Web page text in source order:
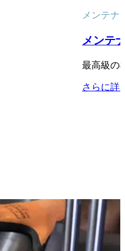
メンテナ
メンテ
最高級の
さらに詳